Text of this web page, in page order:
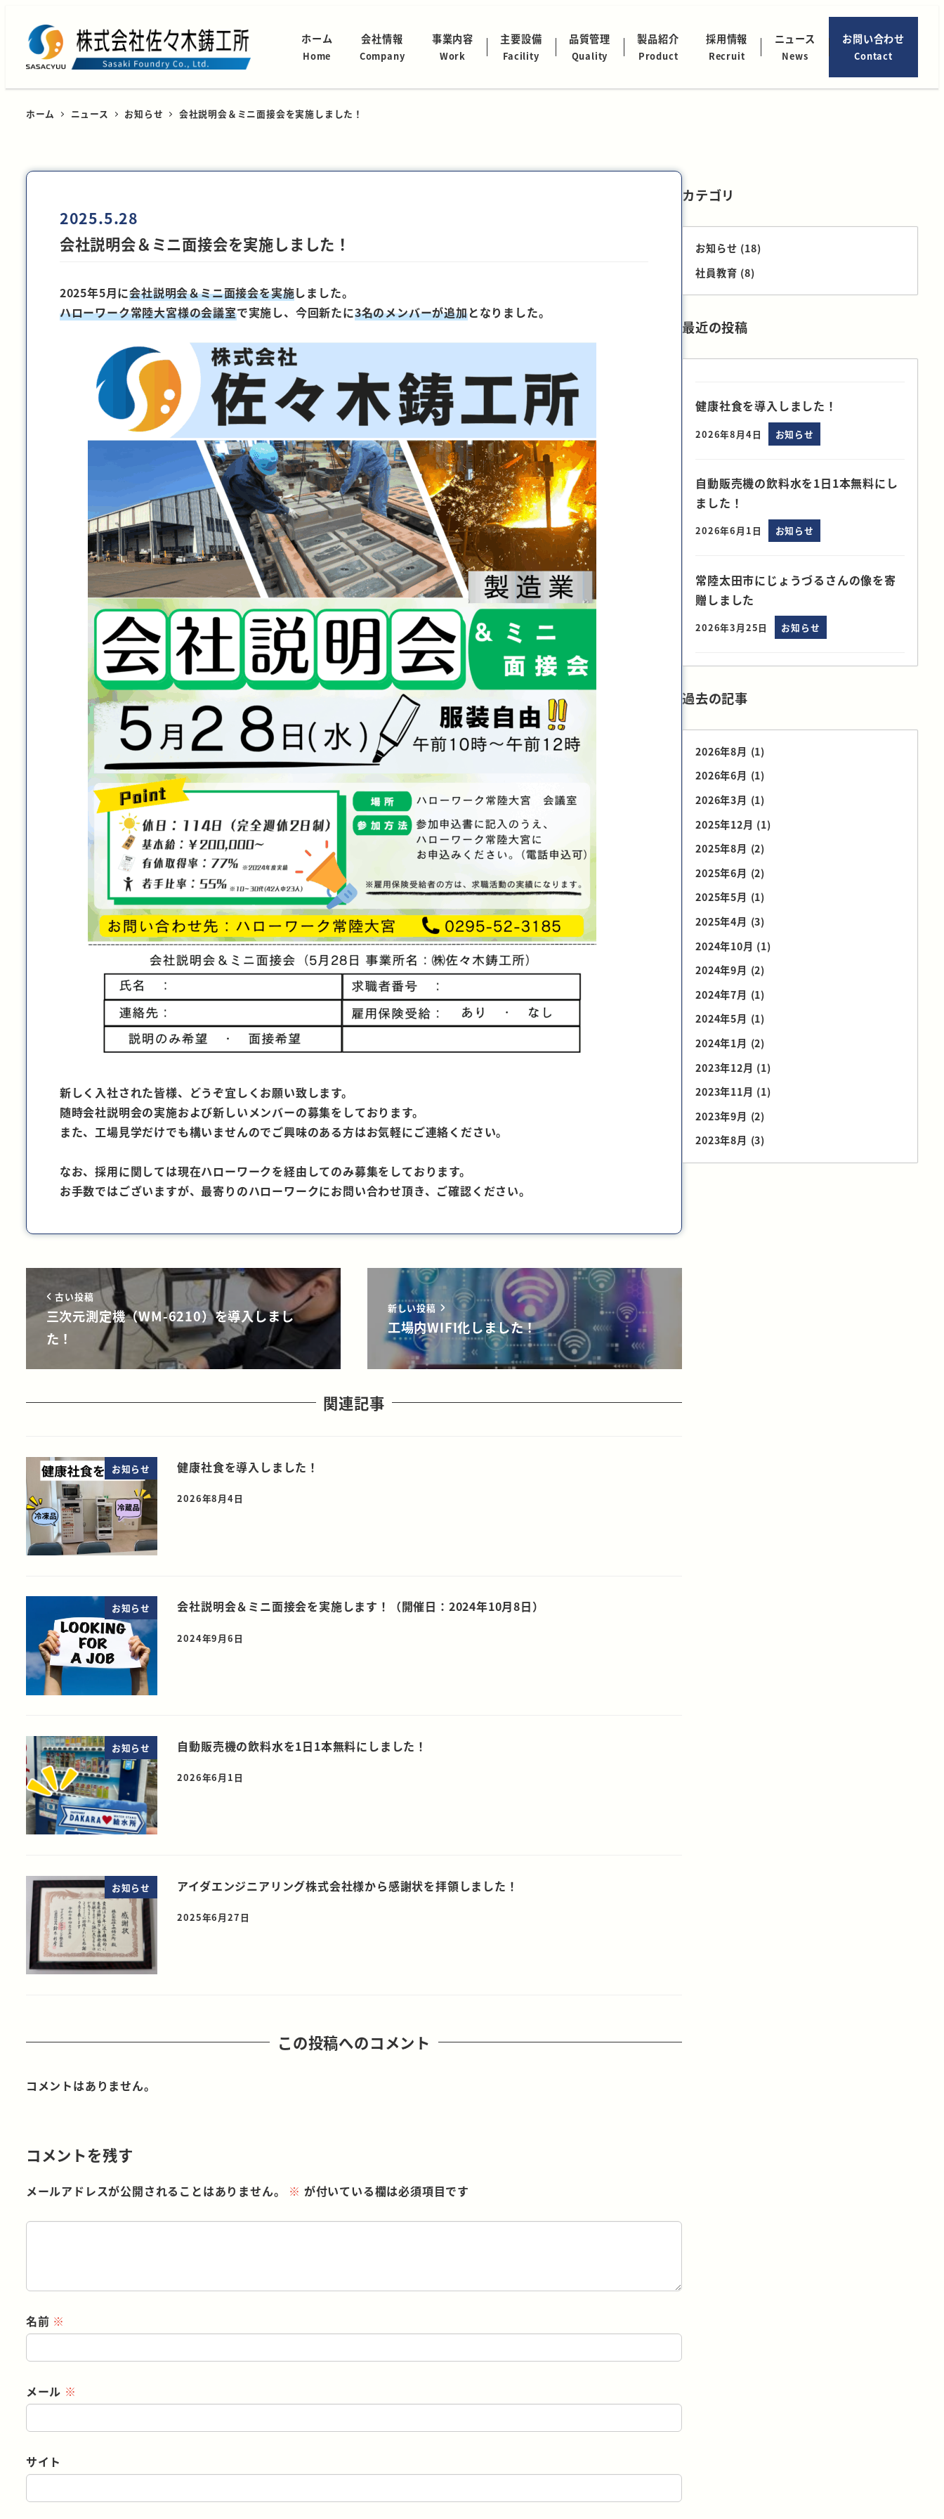
ホーム
Home
会社情報
Company
事業内容
Work
主要設備
Facility
品質管理
Quality
製品紹介
Product
採用情報
Recruit
ニュース
News
お問い合わせ
Contact
ホーム ニュース お知らせ 会社説明会＆ミニ面接会を実施しました！
2025.5.28
会社説明会＆ミニ面接会を実施しました！
2025年5月に会社説明会＆ミニ面接会を実施しました。
ハローワーク常陸大宮様の会議室で実施し、今回新たに3名のメンバーが追加となりました。
新しく入社された皆様、どうぞ宜しくお願い致します。
随時会社説明会の実施および新しいメンバーの募集をしております。
また、工場見学だけでも構いませんのでご興味のある方はお気軽にご連絡ください。
なお、採用に関しては現在ハローワークを経由してのみ募集をしております。
お手数ではございますが、最寄りのハローワークにお問い合わせ頂き、ご確認ください。
古い投稿
三次元測定機（WM-6210）を導入しまし
た！
新しい投稿
工場内WIFI化しました！
関連記事
お知らせ 健康社食を導入しました！
2026年8月4日
お知らせ 会社説明会＆ミニ面接会を実施します！（開催日：2024年10月8日）
2024年9月6日
お知らせ 自動販売機の飲料水を1日1本無料にしました！
2026年6月1日
お知らせ アイダエンジニアリング株式会社様から感謝状を拝領しました！
2025年6月27日
この投稿へのコメント
コメントはありません。
コメントを残す
メールアドレスが公開されることはありません。 ※ が付いている欄は必須項目です
名前 ※
メール ※
サイト
カテゴリ
お知らせ (18)
社員教育 (8)
最近の投稿
健康社食を導入しました！
2026年8月4日 お知らせ
自動販売機の飲料水を1日1本無料にし
ました！
2026年6月1日 お知らせ
常陸太田市にじょうづるさんの像を寄
贈しました
2026年3月25日 お知らせ
過去の記事
2026年8月 (1)
2026年6月 (1)
2026年3月 (1)
2025年12月 (1)
2025年8月 (2)
2025年6月 (2)
2025年5月 (1)
2025年4月 (3)
2024年10月 (1)
2024年9月 (2)
2024年7月 (1)
2024年5月 (1)
2024年1月 (2)
2023年12月 (1)
2023年11月 (1)
2023年9月 (2)
2023年8月 (3)